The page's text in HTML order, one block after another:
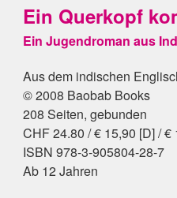
Ein Querkopf
Ein Jugendroman aus
Aus dem indischen
© 2008 Baobab Books
208 Seiten, gebunden
CHF 24.80 / € 15,90 [D] / €
ISBN 978-3-905804-28-7
Ab 12 Jahren